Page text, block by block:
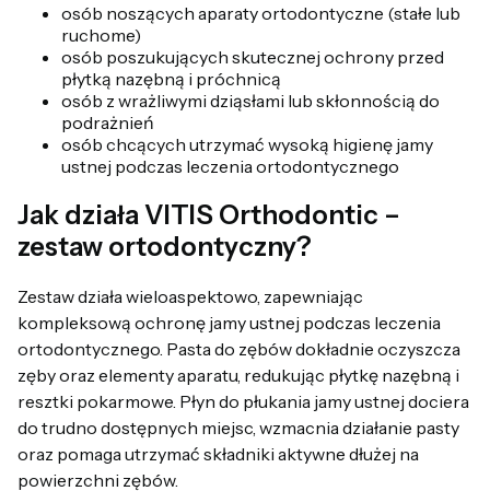
osób noszących aparaty ortodontyczne (stałe lub
ruchome)
osób poszukujących skutecznej ochrony przed
płytką nazębną i próchnicą
osób z wrażliwymi dziąsłami lub skłonnością do
podrażnień
osób chcących utrzymać wysoką higienę jamy
ustnej podczas leczenia ortodontycznego
Jak działa VITIS Orthodontic –
zestaw ortodontyczny?
Zestaw działa wieloaspektowo, zapewniając
kompleksową ochronę jamy ustnej podczas leczenia
ortodontycznego. Pasta do zębów dokładnie oczyszcza
zęby oraz elementy aparatu, redukując płytkę nazębną i
resztki pokarmowe. Płyn do płukania jamy ustnej dociera
do trudno dostępnych miejsc, wzmacnia działanie pasty
oraz pomaga utrzymać składniki aktywne dłużej na
powierzchni zębów.